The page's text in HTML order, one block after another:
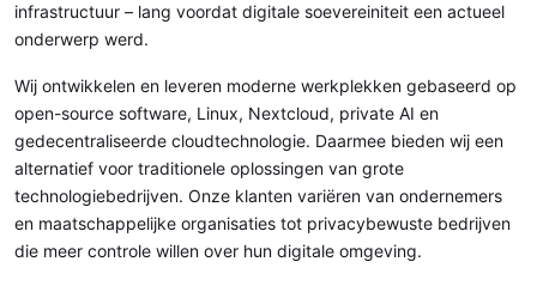
infrastructuur – lang voordat digitale soevereiniteit een actueel
onderwerp werd.
Wij ontwikkelen en leveren moderne werkplekken gebaseerd op
open-source software, Linux, Nextcloud, private AI en
gedecentraliseerde cloudtechnologie. Daarmee bieden wij een
alternatief voor traditionele oplossingen van grote
technologiebedrijven. Onze klanten variëren van ondernemers
en maatschappelijke organisaties tot privacybewuste bedrijven
die meer controle willen over hun digitale omgeving.